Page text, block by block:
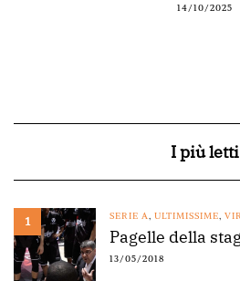
I più letti
1 SERIE A, ULTIMISSIME,
Pagelle della
13/05/2018